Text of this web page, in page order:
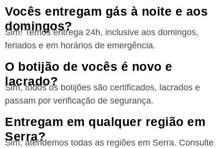
Vocês entregam gás à noite e aos
domingos?
Sim! Temos entrega 24h, inclusive aos domingos,
feriados e em horários de emergência.
O botijão de vocês é novo e
lacrado?
Sim, todos os botijões são certificados, lacrados e
passam por verificação de segurança.
Entregam em qualquer região em
Serra?
Sim, atendemos todas as regiões em Serra. Consulte